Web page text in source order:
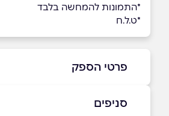
*התמונות להמחשה בלבד
*ט.ל.ח
פרטי הספק
סניפים